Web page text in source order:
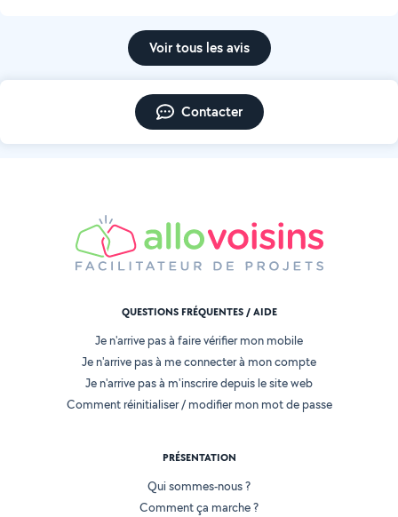
Voir tous les avis
Contacter
QUESTIONS FRÉQUENTES / AIDE
Je n'arrive pas à faire vérifier mon mobile
Je n'arrive pas à me connecter à mon compte
Je n'arrive pas à m'inscrire depuis le site web
Comment réinitialiser / modifier mon mot de passe
PRÉSENTATION
Qui sommes-nous ?
Comment ça marche ?